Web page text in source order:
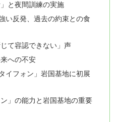
と夜間訓練の実施
い反発、過去の約束との食
て容認できない」声
への不安
イフォン」岩国基地に初展
」の能力と岩国基地の重要